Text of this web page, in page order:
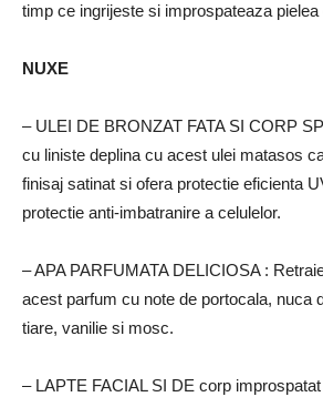
timp ce ingrijeste si improspateaza
NUXE
– ULEI DE BRONZAT FATA SI CORP
cu liniste deplina cu acest ulei matasos
finisaj satinat si ofera protectie eficienta
protectie anti-imbatranire a celulelor.
– APA PARFUMATA DELICIOSA:
acest parfum cu note de portocala, nuca
tiare, vanilie si mosc.
– LAPTE FACIAL SI DE corp